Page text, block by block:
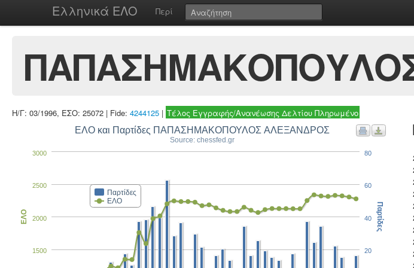
Ελληνικά ΕΛΟ Περί
Η/Γ: 03/1996, ΕΣΟ: 25072 | Fide: 4244125 | Τέλος Εγγραφής/Ανανέωσης Δελτίου Πληρωμένο
ΕΛΟ και Παρτίδες ΠΑΠΑΣΗΜΑΚΟΠΟΥΛΟΣ ΑΛΕΞΑΝΔΡΟΣ
Source: chessfed.gr
Παρτίδες
ΕΛΟ
1500
2000
2500
3000
ΕΛΟ
20
40
60
80
Παρτίδες